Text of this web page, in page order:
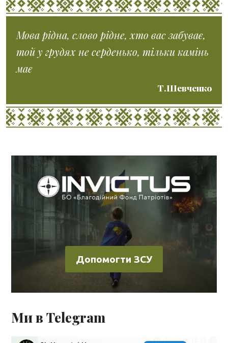
Мова рідна, слово рідне, хто вас забуває,
той у грудях не серденько, тільки камінь
має
Т.Шевченко
Допомогти ЗСУ
Ми в Telegram